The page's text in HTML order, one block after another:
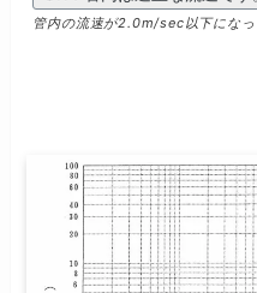
管内の流速が2.0m/sec以下にな